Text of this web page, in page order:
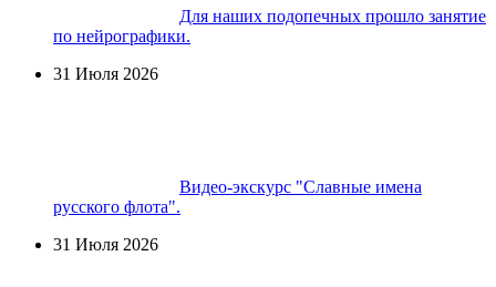
Для наших подопечных прошло занятие
по нейрографики.
31 Июля 2026
Видео-экскурс "Славные имена
русского флота".
31 Июля 2026